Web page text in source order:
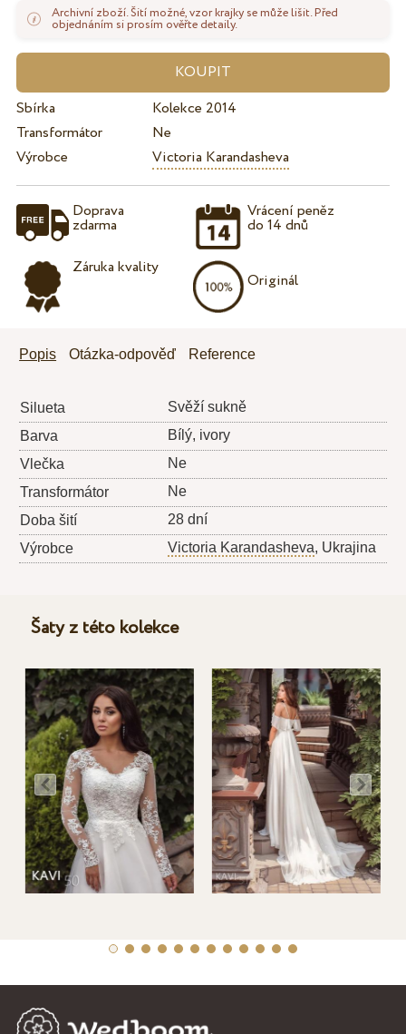
Archivní zboží. Šití možné, vzor krajky se může lišit. Před
objednáním si prosím ověřte detaily.
Sbírka
Kolekce 2014
Transformátor
Ne
Výrobce
Victoria Karandasheva
Doprava
zdarma
Záruka kvality
Vrácení peněz
do 14 dnů
Originál
Popis Otázka-odpověď Reference
Silueta
Svěží sukně
Barva
Bílý, ivory
Vlečka
Ne
Transformátor
Ne
Doba šití
28 dní
Výrobce
Victoria Karandasheva, Ukrajina
Šaty z této kolekce